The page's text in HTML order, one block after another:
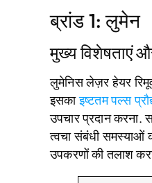
ब्रांड 1: लुमेन
मुख्य विशेषताएं और
लुमेनिस लेज़र हेयर
इसकाइष्टतम पल्स
उपचार प्रदान करना.
त्वचा संबंधी समस्याओं
उपकरणों की तलाश